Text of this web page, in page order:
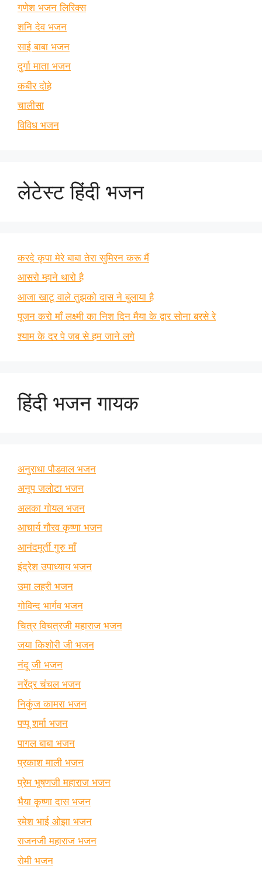
गणेश भजन लिरिक्स
शनि देव भजन
साई बाबा भजन
दुर्गा माता भजन
कबीर दोहे
चालीसा
विविध भजन
लेटेस्ट हिंदी भजन
करदे कृपा मेरे बाबा तेरा सुमिरन करू मैं
आसरो म्हाने थारो है
आजा खाटू वाले तुझको दास ने बुलाया है
पूजन करो माँ लक्ष्मी का निश दिन मैया के द्वार सोना बरसे रे
श्याम के दर पे जब से हम जाने लगे
हिंदी भजन गायक
अनुराधा पौडवाल भजन
अनूप जलोटा भजन
अलका गोयल भजन
आचार्य गौरव कृष्णा भजन
आनंदमूर्ती गुरु माँ
इंद्रेश उपाध्याय भजन
उमा लहरी भजन
गोविन्द भार्गव भजन
चित्र विचत्रजी महाराज भजन
जया किशोरी जी भजन
नंदू जी भजन
नरेंद्र चंचल भजन
निकुंज कामरा भजन
पप्पू शर्मा भजन
पागल बाबा भजन
प्रकाश माली भजन
प्रेम भूषणजी महाराज भजन
भैया कृष्णा दास भजन
रमेश भाई ओझा भजन
राजनजी महाराज भजन
रोमी भजन